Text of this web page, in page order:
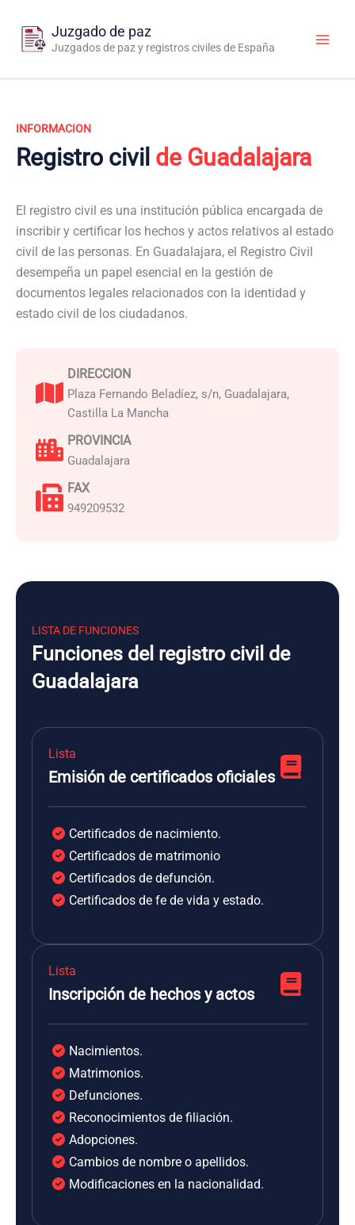
contenido
Juzgado de paz
Juzgados de paz y registros civiles de España
INFORMACION
Registro civil de Guadalajara
El registro civil es una institución pública encargada de
inscribir y certificar los hechos y actos relativos al estado
civil de las personas. En Guadalajara, el Registro Civil
desempeña un papel esencial en la gestión de
documentos legales relacionados con la identidad y
estado civil de los ciudadanos.
DIRECCION
Plaza Fernando Beladíez, s/n, Guadalajara,
Castilla La Mancha
PROVINCIA
Guadalajara
FAX
949209532
LISTA DE FUNCIONES
Funciones del registro civil de
Guadalajara
Lista
Emisión de certificados oficiales
Certificados de nacimiento.
Certificados de matrimonio
Certificados de defunción.
Certificados de fe de vida y estado.
Lista
Inscripción de hechos y actos
Nacimientos.
Matrimonios.
Defunciones.
Reconocimientos de filiación.
Adopciones.
Cambios de nombre o apellidos.
Modificaciones en la nacionalidad.